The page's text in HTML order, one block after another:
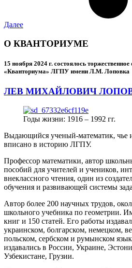
Далее
О КВАНТОРИУМЕ
15 ноября 2024 г. состоялось
«Кванториума» ЛГПУ имени Л.М. Лоповка
ЛЕВ МИХАЙЛОВИЧ
Годы жизни: 1916 – 1992 гг.
Выдающийся ученый-математик, чье
вписано в историю ЛГПУ.
Профессор математики, автор
пособий для учителей и учеников,
внеклассного чтения, один из
обучения и развивающей системы
Автор более 200 научных трудов,
школьного учебника по геометрии.
книг и 150 статей. Его работы
украинском, болгарском, немецком,
польском, сербском и румынском
издавались в России, Украине,
Узбекистане, Грузии.